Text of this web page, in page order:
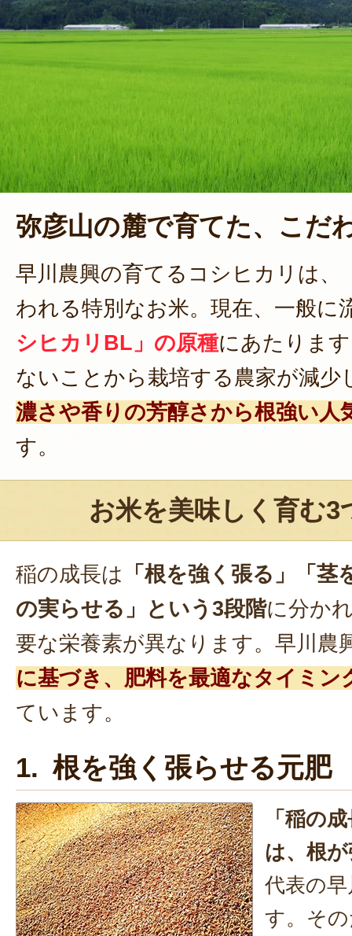
弥彦山の麓で育てた、こだ
早川農興の育てるコシヒカリは、
われる特別なお米。現在、一般に
シヒカリBL」の原種にあたりま
ないことから栽培する農家が減少
濃さや香りの芳醇さから根強い人
す。
お米を美味しく育む3
稲の成長は 「根を強く張る」「茎
の実らせる」という3段階に分か
要な栄養素が異なります。早川農
に基づき、肥料を最適なタイミン
ています。
1. 根を強く張らせる元肥
「稲の
は、根
代表の
す。そ